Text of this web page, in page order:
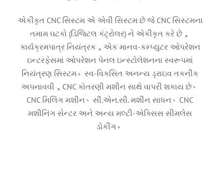
એકીકૃત CNC સિસ્ટમ એ એવી સિસ્ટમ છે જે CNC સિસ્ટમના
તમામ ઘટકો (ડિજિટલ કંટ્રોલર) ને એકીકૃત કરે છે，
કાર્યક્રમપાત્ર નિયંત્રક，એક માનવ-કમ્પ્યુટર ઓપરેશન
ઇન્ટરફેસમાં ઓપરેશન પેનલ ઇન્સ્ટોલેશનના સ્વરૂપમાં
નિયંત્રણ સિસ્ટમ。સ્વ-વિકસિત અનન્ય ડ્રાઇવ તકનીક
અપનાવવી，CNC કોતરણી મશીન સાથે વાપરી શકાય છે、
CNC મિલિંગ મશીન、સી.એન.સી. મશીન સાધન、CNC
મશીનિંગ સેન્ટર અને અન્ય મલ્ટી-એક્સિસ સીમલેસ
ડોકીંગ。